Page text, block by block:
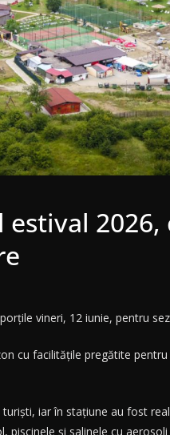
estival
vineri, 12 iunie, pentru
cu facilitățile pregătite
iar în stațiune au fost
piscinele și salinele cu aerosoli